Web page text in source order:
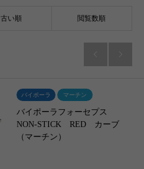
古い順 閲覧数順
バイポーラ マーチン
バイポーラフォーセプス
NON-STICK RED カーブ
（マーチン）